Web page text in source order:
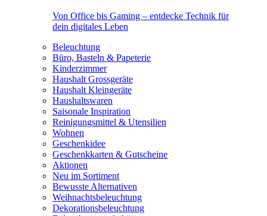
Von Office bis Gaming – entdecke Technik für
dein digitales Leben
Beleuchtung
Büro, Basteln & Papeterie
Kinderzimmer
Haushalt Grossgeräte
Haushalt Kleingeräte
Haushaltswaren
Saisonale Inspiration
Reinigungsmittel & Utensilien
Wohnen
Geschenkidee
Geschenkkarten & Gutscheine
Aktionen
Neu im Sortiment
Bewusste Alternativen
Weihnachtsbeleuchtung
Dekorationsbeleuchtung